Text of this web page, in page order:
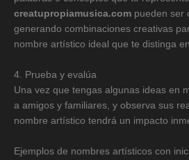
creatupropiamusica.com pueden ser
generando combinaciones creativas
nombre artístico ideal que te distinga
4. Prueba y evalúa
Una vez que tengas algunas ideas en
a amigos y familiares, y observa sus
nombre artístico tendrá un impacto
Ejemplos de nombres artísticos con